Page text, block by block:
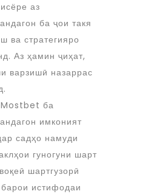
аз
ба ҷои такя
ва стратегияро
Аз ҳамин ҷиҳат,
варзишӣ назаррас
ба
имконият
садҳо намуди
гуногуни шарт
шартгузорӣ
истифодаи